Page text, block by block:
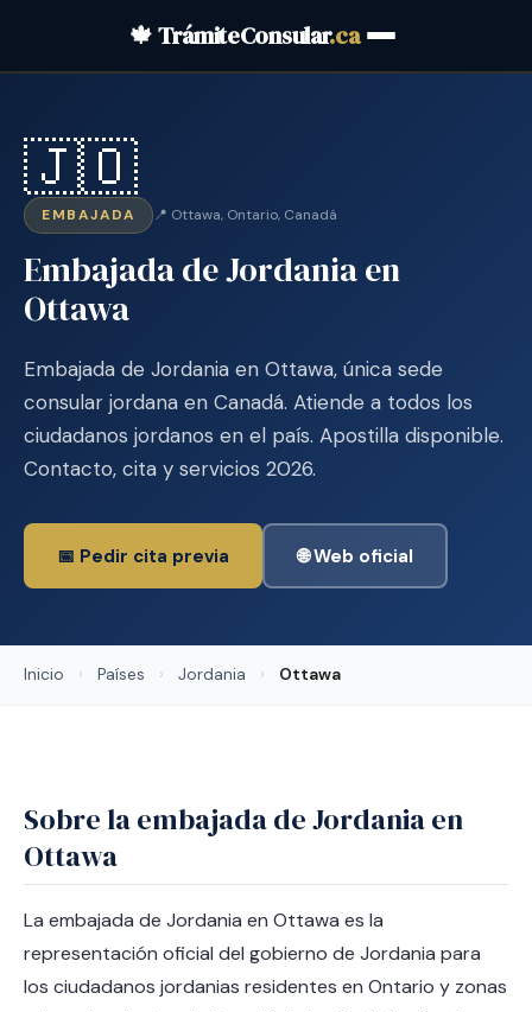
🍁 TrámiteConsular.ca
🇯🇴
EMBAJADA 📍 Ottawa, Ontario, Canadá
Embajada de Jordania en
Ottawa
Embajada de Jordania en Ottawa, única sede
consular jordana en Canadá. Atiende a todos los
ciudadanos jordanos en el país. Apostilla disponible.
Contacto, cita y servicios 2026.
📅 Pedir cita previa 🌐 Web oficial
Inicio › Países › Jordania › Ottawa
Sobre la embajada de Jordania en
Ottawa
La embajada de Jordania en Ottawa es la
representación oficial del gobierno de Jordania para
los ciudadanos jordanias residentes en Ontario y zonas